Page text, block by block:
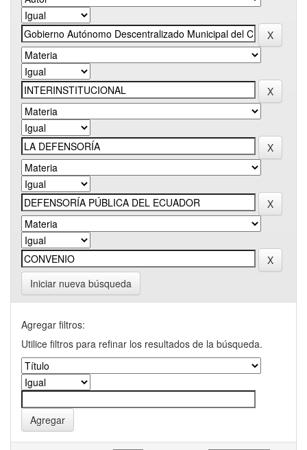
Iniciar nueva búsqueda
Agregar filtros:
Utilice filtros para refinar los resultados de la búsqueda.